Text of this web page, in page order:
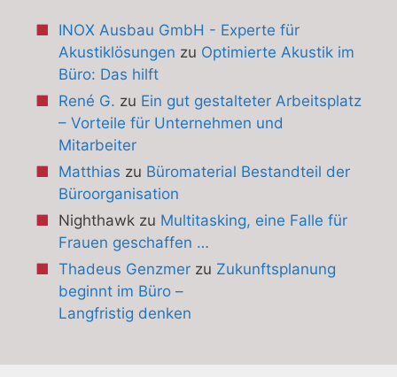
INOX Ausbau GmbH - Experte für
Akustiklösungen zu Optimierte Akustik im
Büro: Das hilft
René G. zu Ein gut gestalteter Arbeitsplatz
– Vorteile für Unternehmen und
Mitarbeiter
Matthias zu Büromaterial Bestandteil der
Büroorganisation
Nighthawkzu Multitasking, eine Falle für
Frauen geschaffen …
Thadeus Genzmerzu Zukunftsplanung
beginnt im Büro –
Langfristig denken